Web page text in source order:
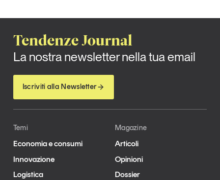
Tendenze Journal
La nostra newsletter nella tua email
Iscriviti alla Newsletter
Temi
Economia e consumi
Innovazione
Logistica
Magazine
Articoli
Opinioni
Dossier